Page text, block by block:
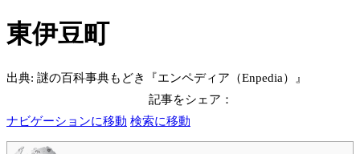
東伊豆町
出典: 謎の百科事典もどき『エンペディア（Enpedia）』
記事をシェア：
ナビゲーションに移動 検索に移動